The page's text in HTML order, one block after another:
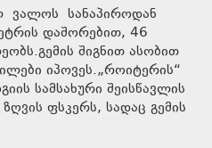
ვალოს სანაპიროდან
დაშორებით, 46
შიგნით ასობით
იპოვეს.„როიტერის“
სამსახური შეისწავლის
ფსკერს, სადაც გემის